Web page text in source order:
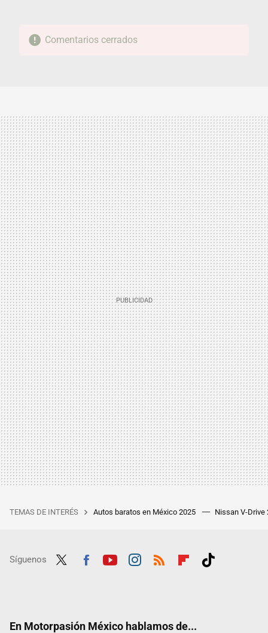
Comentarios cerrados
TEMAS DE INTERÉS Autos baratos en México 2025 Nissan V-Drive
Síguenos
En Motorpasión México hablamos de...